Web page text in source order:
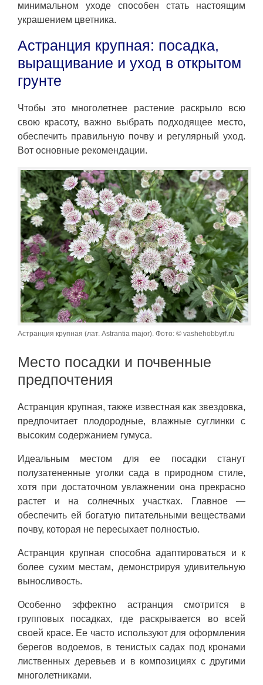
минимальном уходе способен стать настоящим
украшением цветника.
Астранция крупная: посадка,
выращивание и уход в открытом
грунте
Чтобы это многолетнее растение раскрыло всю
свою красоту, важно выбрать подходящее место,
обеспечить правильную почву и регулярный уход.
Вот основные рекомендации.
Астранция крупная (лат. Astrantia major). Фото: © vashehobbyrf.ru
Место посадки и почвенные
предпочтения
Астранция крупная, также известная как звездовка,
предпочитает плодородные, влажные суглинки с
высоким содержанием гумуса.
Идеальным местом для ее посадки станут
полузатененные уголки сада в природном стиле,
хотя при достаточном увлажнении она прекрасно
растет и на солнечных участках. Главное —
обеспечить ей богатую питательными веществами
почву, которая не пересыхает полностью.
Астранция крупная способна адаптироваться и к
более сухим местам, демонстрируя удивительную
выносливость.
Особенно эффектно астранция смотрится в
групповых посадках, где раскрывается во всей
своей красе. Ее часто используют для оформления
берегов водоемов, в тенистых садах под кронами
лиственных деревьев и в композициях с другими
многолетниками.